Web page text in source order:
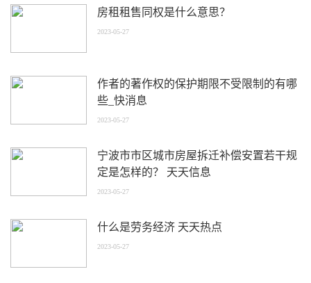
房租租售同权是什么意思？
2023-05-27
作者的著作权的保护期限不受限制的有哪
些_快消息
2023-05-27
宁波市市区城市房屋拆迁补偿安置若干规
定是怎样的？ 天天信息
2023-05-27
什么是劳务经济 天天热点
2023-05-27